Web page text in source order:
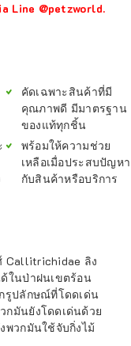
Line @petzworld.
คัดเฉพาะสินค้าที่มี
คุณภาพดี มีมาตรฐาน
ของแท้ทุกชิ้น
พร้อมให้ความช่วย
เหลือเมื่อประสบปัญหา
กับสินค้าหรือบริการ
Callitrichidae ลิง
ในป่าฝนเขตร้อน
รูปลักษณ์ที่โดดเด่น
กมันยังโดดเด่นด้วย
พวกมันใช้จับกิ่งไม้